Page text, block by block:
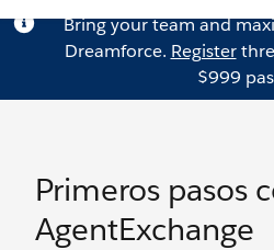
Bring your team and
Dreamforce. Register
$999
Primeros pasos
AgentExchange